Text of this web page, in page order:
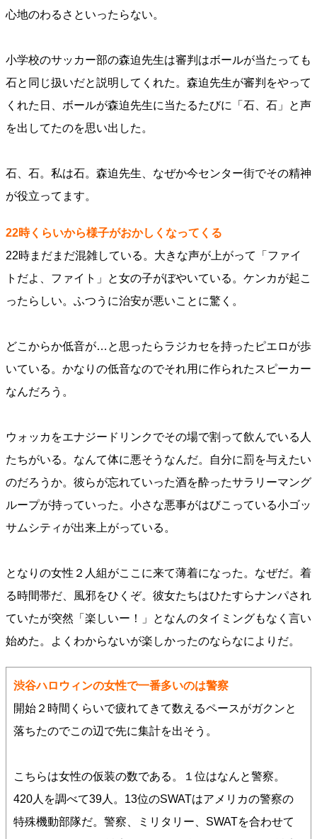
心地のわるさといったらない。
小学校のサッカー部の森迫先生は審判はボールが当たっても
石と同じ扱いだと説明してくれた。森迫先生が審判をやって
くれた日、ボールが森迫先生に当たるたびに「石、石」と声
を出してたのを思い出した。
石、石。私は石。森迫先生、なぜか今センター街でその精神
が役立ってます。
22時くらいから様子がおかしくなってくる
22時まだまだ混雑している。大きな声が上がって「ファイ
トだよ、ファイト」と女の子がぼやいている。ケンカが起こ
ったらしい。ふつうに治安が悪いことに驚く。
どこからか低音が…と思ったらラジカセを持ったピエロが歩
いている。かなりの低音なのでそれ用に作られたスピーカー
なんだろう。
ウォッカをエナジードリンクでその場で割って飲んでいる人
たちがいる。なんて体に悪そうなんだ。自分に罰を与えたい
のだろうか。彼らが忘れていった酒を酔ったサラリーマング
ループが持っていった。小さな悪事がはびこっている小ゴッ
サムシティが出来上がっている。
となりの女性２人組がここに来て薄着になった。なぜだ。着
る時間帯だ、風邪をひくぞ。彼女たちはひたすらナンパされ
ていたが突然「楽しいー！」となんのタイミングもなく言い
始めた。よくわからないが楽しかったのならなによりだ。
渋谷ハロウィンの女性で一番多いのは警察
開始２時間くらいで疲れてきて数えるペースがガクンと
落ちたのでこの辺で先に集計を出そう。
こちらは女性の仮装の数である。１位はなんと警察。
420人を調べて39人。13位のSWATはアメリカの警察の
特殊機動部隊だ。警察、ミリタリー、SWATを合わせて